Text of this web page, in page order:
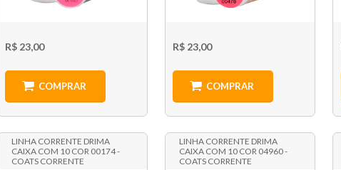
R$ 23,00
COMPRAR
R$ 23,00
COMPRAR
LINHA CORRENTE DRIMA
CAIXA COM 10 COR 00174 -
COATS CORRENTE
LINHA CORRENTE DRIMA
CAIXA COM 10 COR 04960 -
COATS CORRENTE